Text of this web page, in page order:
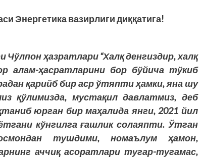
Энергетика вазирлиги диққатига!
ҳазратлари “Халқ денгиздир, халқ
алам-ҳасратларини бор бўйича тўкиб
қарийб бир аср ўтяпти ҳамки, яна шу
қўлимизда, мустақил давлатмиз, деб
юрган бир маҳалида янги, 2021 йил
кўнгилга ғашлик солаяпти. Ўтган
тушдими, номаълум ҳамон,
аччиқ асоратлари тугар-тугамас,